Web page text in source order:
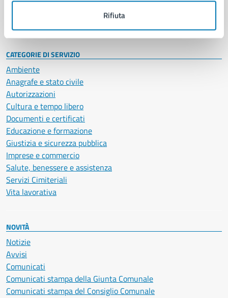
Rifiuta
Intranet, posta aziendale e protocollo
CATEGORIE DI SERVIZIO
Ambiente
Anagrafe e stato civile
Autorizzazioni
Cultura e tempo libero
Documenti e certificati
Educazione e formazione
Giustizia e sicurezza pubblica
Imprese e commercio
Salute, benessere e assistenza
Servizi Cimiteriali
Vita lavorativa
NOVITÀ
Notizie
Avvisi
Comunicati
Comunicati stampa della Giunta Comunale
Comunicati stampa del Consiglio Comunale